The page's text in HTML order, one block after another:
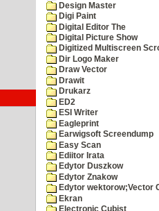
Design Master
Digi Paint
Digital Editor The
Digital Picture Show
Digitized Multiscreen
Dir Logo Maker
Draw Vector
Drawit
Drukarz
ED2
ESI Writer
Eagleprint
Earwigsoft Screendump
Easy Scan
Ediitor Irata
Edytor Duszkow
Edytor Znakow
Edytor wektorow;Vector
Ekran
Electronic Cubist